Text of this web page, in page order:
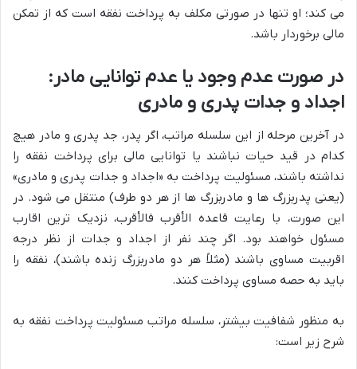
می کند؛ او تنها در صورتی مکلف به پرداخت نفقه است که از تمکن
مالی برخوردار باشد.
در صورت عدم وجود یا عدم توانایی مادر:
اجداد و جدات پدری و مادری
در آخرین مرحله از این سلسله مراتب، اگر پدر، جد پدری و مادر هیچ
کدام در قید حیات نباشند یا توانایی مالی برای پرداخت نفقه را
نداشته باشند، مسئولیت پرداخت به «اجداد و جدات پدری و مادری»
(یعنی پدربزرگ ها و مادربزرگ ها از هر دو طرف) منتقل می شود. در
این صورت، با رعایت قاعده الأقرب فالأقرب، نزدیک ترین اقارب
مسئول خواهند بود. اگر چند نفر از اجداد و جدات از نظر درجه
اقربیت مساوی باشند (مثلاً هر دو مادربزرگ زنده باشند)، نفقه را
باید به حصه مساوی پرداخت کنند.
به منظور شفافیت بیشتر، سلسله مراتب مسئولیت پرداخت نفقه به
شرح زیر است: